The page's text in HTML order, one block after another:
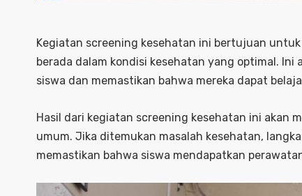
Kegiatan screening kesehatan ini bertujuan
berada dalam kondisi kesehatan yang optimal.
siswa dan memastikan bahwa mereka dapat
Hasil dari kegiatan screening kesehatan ini akan
umum. Jika ditemukan masalah kesehatan,
memastikan bahwa siswa mendapatkan